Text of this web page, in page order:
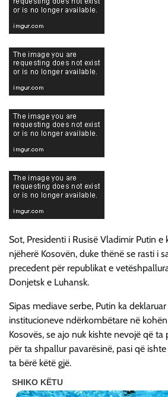
Sot, Presidenti i Rusisë Vladimir Putin
njëherë Kosovën, duke thënë se rasti i
precedent për republikat e
Donjetsk e Luhansk.
Sipas mediave serbe, Putin ka
institucioneve ndërkombëtare në
Kosovës, se ajo nuk kishte nevojë që
për ta shpallur pavarësinë, pasi që
ta bërë këtë gjë.